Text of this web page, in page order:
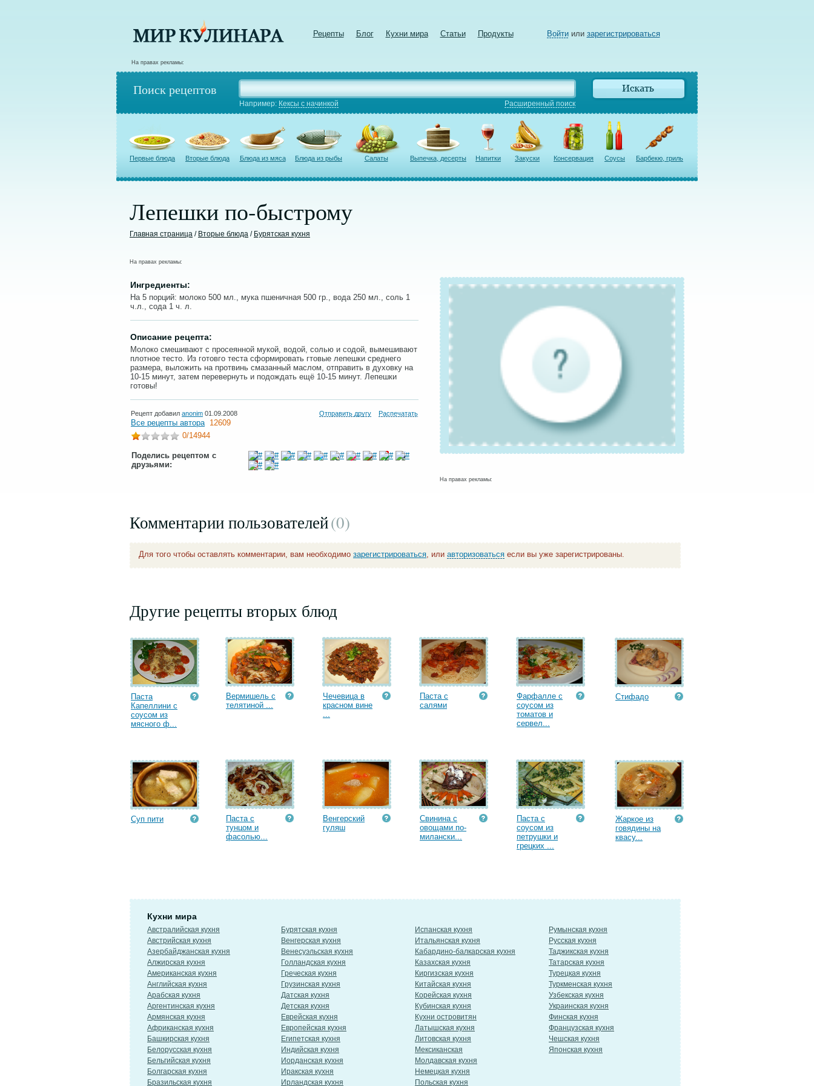
Рецепты Блог Кухни мира Статьи Продукты Войтиили зарегистрироваться
На правах рекламы:
Поиск рецептов
Например: Кексы с начинкой Расширенный поиск
Первые блюда Вторые блюда Блюда из мяса Блюда из рыбы Салаты Выпечка, десерты Напитки Закуски Консервация Соусы Барбекю, гриль
Лепешки по-быстрому
Главная страница / Вторые блюда / Бурятская кухня
На правах рекламы:
Ингредиенты:
На 5 порций: молоко 500 мл., мука пшеничная 500 гр., вода 250 мл., соль 1
ч.л., сода 1 ч. л.
Описание рецепта:
Молоко смешивают с просеянной мукой, водой, солью и содой, вымешивают
плотное тесто. Из готовго теста сформировать гтовые лепешки среднего
размера, выложить на протвинь смазанный маслом, отправить в духовку на
10-15 минут, затем перевернуть и подождать ещё 10-15 минут. Лепешки
готовы!
Рецепт добавил anonim 01.09.2008 Отправить другу Распечатать
Все рецепты автора 12609
0/14944
Поделись рецептом с
друзьями:
На правах рекламы:
Комментарии пользователей(0)
Для того чтобы оставлять комментарии, вам необходимо зарегистрироваться, или авторизоваться если вы уже зарегистрированы.
Другие рецепты вторых блюд
Паста
Капеллини с
соусом из
мясного ф...
Вермишель с
телятиной ...
Чечевица в
красном вине
...
Паста с
салями
Фарфалле с
соусом из
томатов и
сервел...
Стифадо
Суп пити
Паста с
тунцом и
фасолью...
Венгерский
гуляш
Свинина с
овощами по-
милански...
Паста с
соусом из
петрушки и
грецких ...
Жаркое из
говядины на
квасу...
Кухни мира
Австралийская кухня
Австрийская кухня
Азербайджанская кухня
Алжирская кухня
Американская кухня
Английская кухня
Арабская кухня
Аргентинская кухня
Армянская кухня
Африканская кухня
Башкирская кухня
Белорусская кухня
Бельгийская кухня
Болгарская кухня
Бразильская кухня
Бурятская кухня
Венгерская кухня
Венесуэльская кухня
Голландская кухня
Греческая кухня
Грузинская кухня
Датская кухня
Детская кухня
Еврейская кухня
Европейская кухня
Египетская кухня
Индийская кухня
Иорданская кухня
Иракская кухня
Ирландская кухня
Испанская кухня
Итальянская кухня
Кабардино-балкарская кухня
Казахская кухня
Киргизская кухня
Китайская кухня
Корейская кухня
Кубинская кухня
Кухни островитян
Латышская кухня
Литовская кухня
Мексиканская
Молдавская кухня
Немецкая кухня
Польская кухня
Румынская кухня
Русская кухня
Таджикская кухня
Татарская кухня
Турецкая кухня
Туркменская кухня
Узбекская кухня
Украинская кухня
Финская кухня
Французская кухня
Чешская кухня
Японская кухня